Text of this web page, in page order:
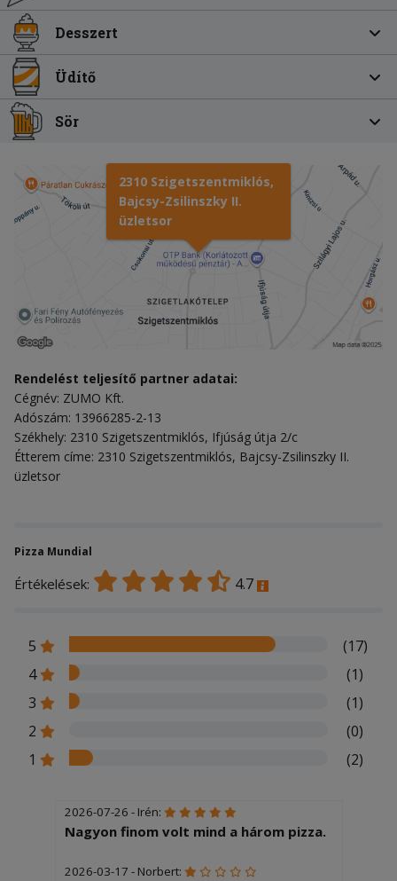
Desszert
Üdítő
Sör
2310 Szigetszentmiklós,
Bajcsy-Zsilinszky II.
üzletsor
Rendelést teljesítő partner adatai:
Cégnév: ZUMO Kft.
Adószám: 13966285-2-13
Székhely: 2310 Szigetszentmiklós, Ifjúság útja 2/c
Étterem címe: 2310 Szigetszentmiklós, Bajcsy-Zsilinszky II.
üzletsor
Pizza Mundial
Értékelések: 4.7
5
(17)
4
(1)
3
(1)
2
(0)
1
(2)
2026-07-26 - Irén:
Nagyon finom volt mind a három pizza.
2026-03-17 - Norbert: